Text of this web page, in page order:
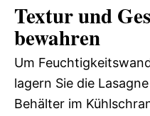
Textur und
bewahren
Um
lagern Sie die
Behälter im